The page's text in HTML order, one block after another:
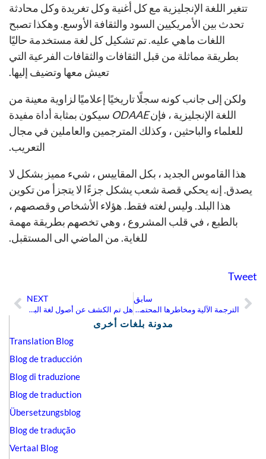
مدونة بلغات أخرى
Translation Blog
Blog de traducción
Blog di traduzione
Blog de traduction
Übersetzungsblog
Blog de tradução
Vertaal Blog
تتغير اللغة الإنجليزية مع كل أغنية وكل تغريدة وكل محادثة
تحدث بين الأمريكيين السود والثقافة الأوسع. وهكذا تصبح
اللغات ماهي عليه. تم تشكيل كل لغة مستخدمة حاليًا
بطريقة مماثلة من قبل الثقافات والثقافات الفرعية التي
تعيش معها وتضيف إليها.
ولكن إلى جانب كونه سجلًا تاريخيًا إعلاميًا لزاوية معينة من
اللغة الإنجليزية ، فإنODAAE سيكون بمثابة أداة مفيدة
للعلماء والباحثين ، وكذلك المترجمين والعاملين في مجال
التعريب.
هذا القاموس الجديد ، بكل المقاييس ، شيء مميز بشكل لا
يصدق. إنه يحكي قصة شعب يشكل جزءًا لا يتجزأ من تكوين
هذا البلد. وليس لغته فقط. هؤلاء الأشخاص وقصصهم ،
بالطبع ، في قلب المشروع ، وهي تخصهم بطريقة مهمة
للغاية. من الماضي الى المستقبل.
Tweet
Prev سابق
الترجمة الآلية ومخاطرها المحتملة (الجزء الثاني)
NEXT
هل تم الكشف عن أصول لغة الباسك؟